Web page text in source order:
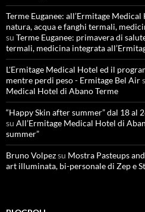
Terme Euganee: all’Ermitage
natura, acqua e fanghi termali,
su Terme Euganee: primavera di
termali, medicina integrata
L'Ermitage Medical Hotel ed il
mentre perdi peso - Ermitage Bel Air
Medical Hotel di Abano Terme
“Happy Skin after summer” dal 18 al
su All’Ermitage Medical Hotel di
summer”
Bruno Volpezsu Mostra Pasteups
art illuminata, bi-personale di Zep e